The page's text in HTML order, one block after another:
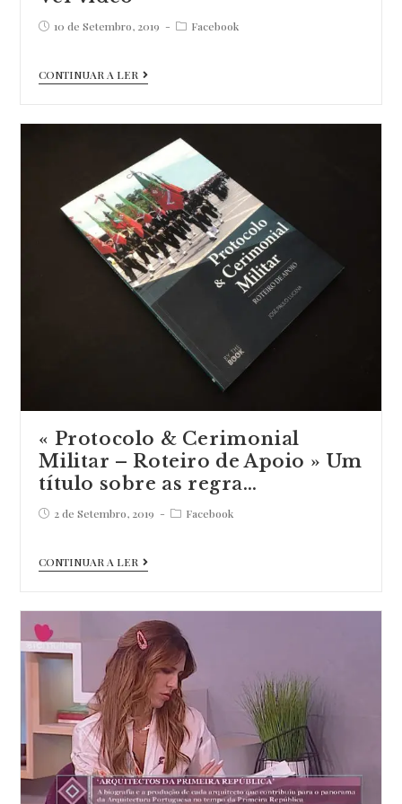
Post10 de Setembro, 2019
PostFacebook
CONTINUAR A LER
Ver
« Protocolo & Cerimonial
Militar – Roteiro de Apoio » Um
título sobre as regra…
Post2 de Setembro, 2019
PostFacebook
CONTINUAR A LER
«
&
Cerimonial
Militar
–
Roteiro
de
Apoio
»